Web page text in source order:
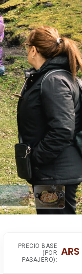
PRECIO BASE
(POR
PASAJERO):
ARS